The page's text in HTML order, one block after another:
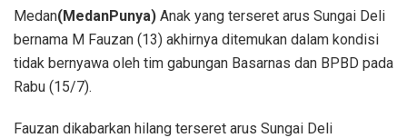
Medan(MedanPunya) Anak yang terseret arus Sungai Deli
bernama M Fauzan (13) akhirnya ditemukan dalam kondisi
tidak bernyawa oleh tim gabungan Basarnas dan BPBD pada
Rabu (15/7).
Fauzan dikabarkan hilang terseret arus Sungai Deli